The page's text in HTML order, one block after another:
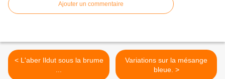
Ajouter un commentaire
< L'aber Ildut sous la brume
Variations sur la mésange
bleue. >